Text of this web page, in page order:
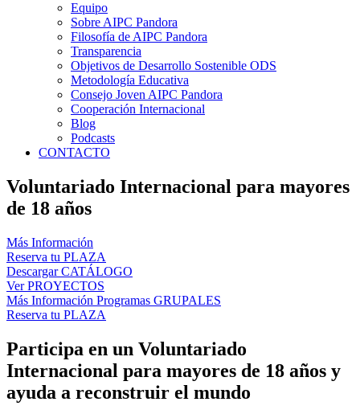
Equipo
Sobre AIPC Pandora
Filosofía de AIPC Pandora
Transparencia
Objetivos de Desarrollo Sostenible ODS
Metodología Educativa
Consejo Joven AIPC Pandora
Cooperación Internacional
Blog
Podcasts
CONTACTO
Voluntariado Internacional para mayores
de 18 años
Más Información
Reserva tu PLAZA
Descargar CATÁLOGO
Ver PROYECTOS
Más Información Programas GRUPALES
Reserva tu PLAZA
Participa en un Voluntariado
Internacional para mayores de 18 años y
ayuda a reconstruir el mundo